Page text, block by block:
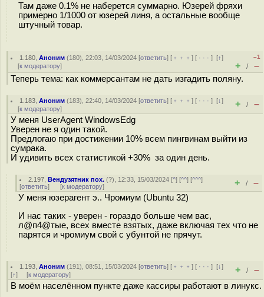
Там даже 0.1% не наберется суммарно. Юзерей фряхи
примерно 1/1000 от юзерей линя, а остальные вообще
штучный товар.
1.180 ,Аноним (180), 22:03, 14/03/2024 [ответить] [ ﹢﹢﹢] [ · · ·][↑]
[к модератору]
–1
+ / –
Теперь тема: как коммерсантам не дать изгадить поляну.
1.183 ,Аноним (183), 22:40, 14/03/2024 [ответить] [ ﹢﹢﹢] [ · · ·][↓]
[к модератору] + / –
У меня UserAgent WindowsEdg
Уверен не я один такой.
Предлогаю при достижении 10% всем пингвинам выйти из
сумрака.
И удивить всех статистикой +30% за один день.
2.197 ,Вендузятник пох. (?), 12:33, 15/03/2024 [^] [^^] [^^^]
[ответить] [к модератору] + / –
У меня юзерагент э.. Чромиум (Ubuntu 32)
И нас таких - уверен - гораздо больше чем вас,
л@п4@тые, всех вместе взятых, даже включая тех что не
парятся и чромиум свой с убунтой не прячут.
1.193 ,Аноним (191), 08:51, 15/03/2024 [ответить] [ ﹢﹢﹢] [ · · ·][↓]
[↑] [к модератору] + / –
В моём населённом пункте даже кассиры работают в линукс.